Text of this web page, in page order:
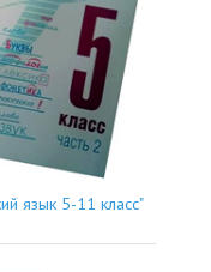
язык 5-11 класс"